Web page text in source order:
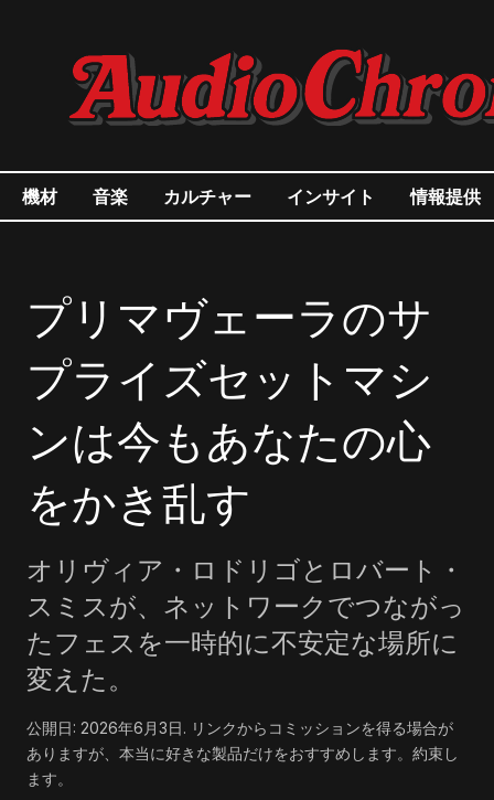
機材 音楽 カルチャー インサイト 情報提供
プリマヴェーラのサ
プライズセットマシ
ンは今もあなたの心
をかき乱す
オリヴィア・ロドリゴとロバート・
スミスが、ネットワークでつながっ
たフェスを一時的に不安定な場所に
変えた。
公開日: 2026年6月3日. リンクからコミッションを得る場合が
ありますが、本当に好きな製品だけをおすすめします。約束し
ます。